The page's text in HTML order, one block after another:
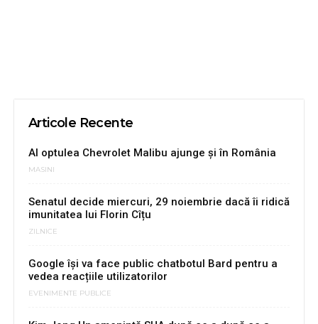
Articole Recente
Al optulea Chevrolet Malibu ajunge şi în România
MASINI
Senatul decide miercuri, 29 noiembrie dacă îi ridică
imunitatea lui Florin Cîțu
ZILNICE
Google își va face public chatbotul Bard pentru a
vedea reacțiile utilizatorilor
EVENIMENTE PUBLICE